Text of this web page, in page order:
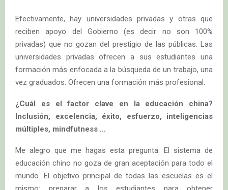
Efectivamente, hay universidades privadas y otras que
reciben apoyo del Gobierno (es decir no son 100%
privadas) que no gozan del prestigio de las públicas. Las
universidades privadas ofrecen a sus estudiantes una
formación más enfocada a la búsqueda de un trabajo, una
vez graduados. Ofrecen una formación más profesional.
¿Cuál es el factor clave en la educación china?
Inclusión, excelencia, éxito, esfuerzo, inteligencias
múltiples, mindfutness …
Me alegro que me hagas esta pregunta. El sistema de
educación chino no goza de gran aceptación para todo el
mundo. El objetivo principal de todas las escuelas es el